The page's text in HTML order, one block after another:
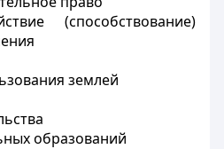
(способствование)
землей
образований